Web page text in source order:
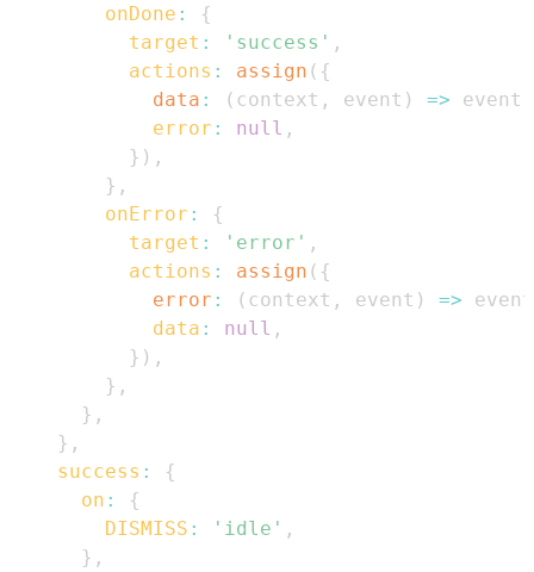
onDone :
{
target : 'success' ,
actions : assign ( {
data : ( context , event ) => event
error : null ,
} ) ,
} ,
onError :
{
target : 'error' ,
actions : assign ( {
error : ( context , event ) => event
data : null ,
} ) ,
} ,
} ,
} ,
success :
{
on :
{
DISMISS : 'idle' ,
} ,